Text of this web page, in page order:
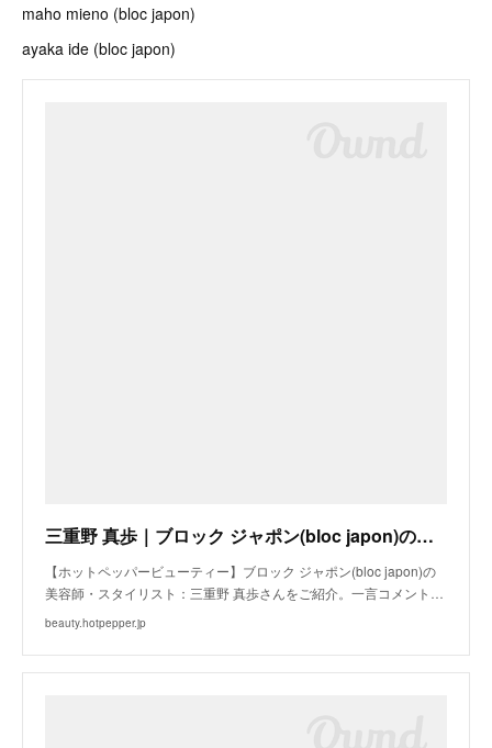
maho mieno (bloc japon)
ayaka ide (bloc japon)
三重野 真歩｜ブロック ジャポン(bloc japon)の美容師・スタイリスト｜ホットペッパービューティー
【ホットペッパービューティー】ブロック ジャポン(bloc japon)の
美容師・スタイリスト：三重野 真歩さんをご紹介。一言コメント…
beauty.hotpepper.jp